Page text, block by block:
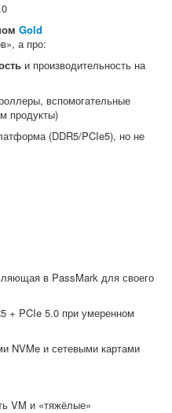
Gold
а про:
и производительность на
вспомогательные
продукты)
(DDR5/PCIe5), но не
в PassMark для своего
+ PCIe 5.0 при умеренном
NVMe и сетевыми картами
VM и «тяжёлые»